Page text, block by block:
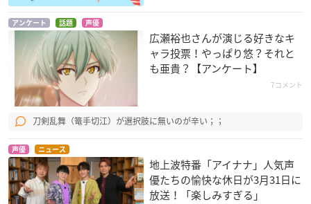
アンケート 話題 声優
広瀬裕也さんが演じる好きなキ
ャラ投票！やっぱり悠？それと
も亜貴？【アンケート】
7コメント
刀剣乱舞（篭手切江）が選択肢に無いのが辛い；；
声優 ニュース
地上波特番「アイナナ」人気声
優たちの愉快な休日が3月31日に
放送！「楽しみすぎる」